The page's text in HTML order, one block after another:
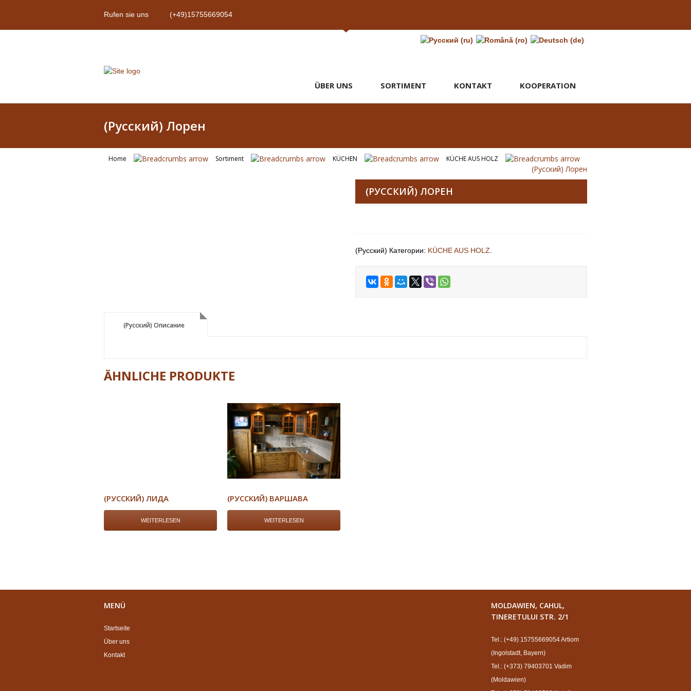
Rufen sie uns (+49)15755669054
ÜBER UNS SORTIMENT KONTAKT KOOPERATION
(Русский) Лорен
Home Sortiment KÜCHEN KÜCHE AUS HOLZ
(Русский) Лорен
(РУССКИЙ) ЛОРЕН
(Русский) Категории: KÜCHE AUS HOLZ.
(Русский) Описание
(Русский) Описание
ÄHNLICHE PRODUKTE
(РУССКИЙ) ЛИДА
WEITERLESEN
(РУССКИЙ) ВАРШАВА
WEITERLESEN
MENÜ
Startseite
Über uns
Kontakt
MOLDAWIEN, CAHUL,
TINERETULUI STR. 2/1
Tel.: (+49) 15755669054 Artiom
(Ingolstadt, Bayern)
Tel.: (+373) 79403701 Vadim
(Moldawien)